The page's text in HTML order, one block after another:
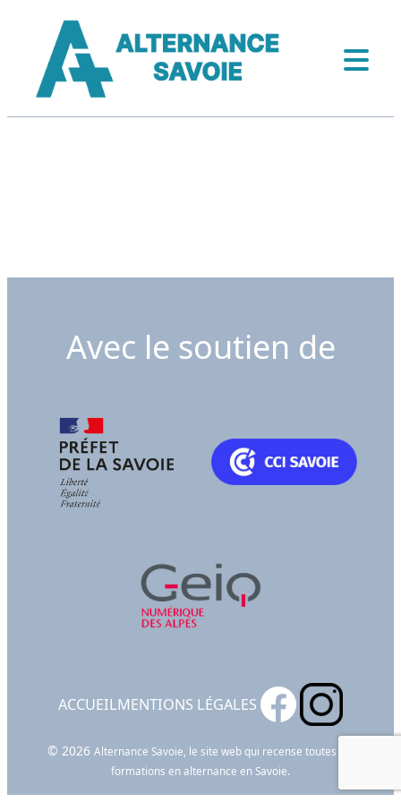
Avec le soutien de
ACCUEILMENTIONS LÉGALES
© 2026 Alternance Savoie, le site web qui recense toutes les
formations en alternance en Savoie.